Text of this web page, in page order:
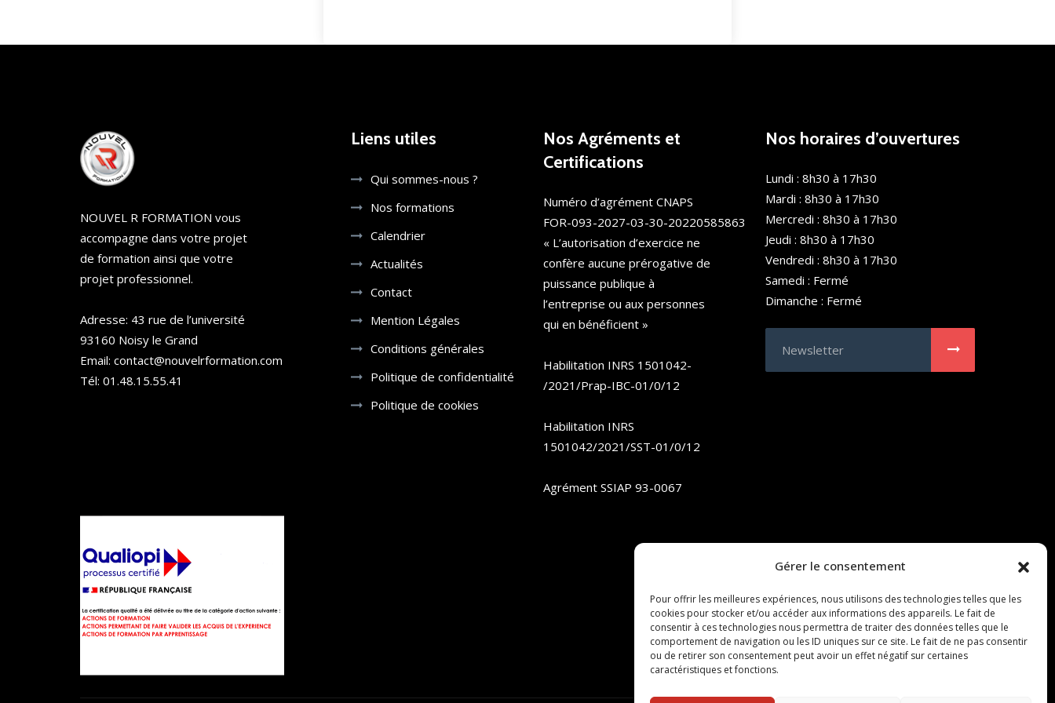
Gérer le consentement
Pour offrir les meilleures expériences, nous utilisons des technologies telles que les
cookies pour stocker et/ou accéder aux informations des appareils. Le fait de
consentir à ces technologies nous permettra de traiter des données telles que le
comportement de navigation ou les ID uniques sur ce site. Le fait de ne pas consentir
ou de retirer son consentement peut avoir un effet négatif sur certaines
caractéristiques et fonctions.
NOUVEL R FORMATION vous
accompagne dans votre projet
de formation ainsi que votre
projet professionnel.
Adresse: 43 rue de l’université
93160 Noisy le Grand
Email: contact@nouvelrformation.com
Tél: 01.48.15.55.41
Liens utiles
Qui sommes-nous ?
Nos formations
Calendrier
Actualités
Contact
Mention Légales
Conditions générales
Politique de confidentialité
Politique de cookies
Nos Agréments et
Certifications
Numéro d’agrément CNAPS
FOR-093-2027-03-30-20220585863
« L’autorisation d’exercice ne
confère aucune prérogative de
puissance publique à
l’entreprise ou aux personnes
qui en bénéficient »
Habilitation INRS 1501042-
/2021/Prap-IBC-01/0/12
Habilitation INRS
1501042/2021/SST-01/0/12
Agrément SSIAP 93-0067
Nos horaires d’ouvertures
Lundi : 8h30 à 17h30
Mardi : 8h30 à 17h30
Mercredi : 8h30 à 17h30
Jeudi : 8h30 à 17h30
Vendredi : 8h30 à 17h30
Samedi : Fermé
Dimanche : Fermé